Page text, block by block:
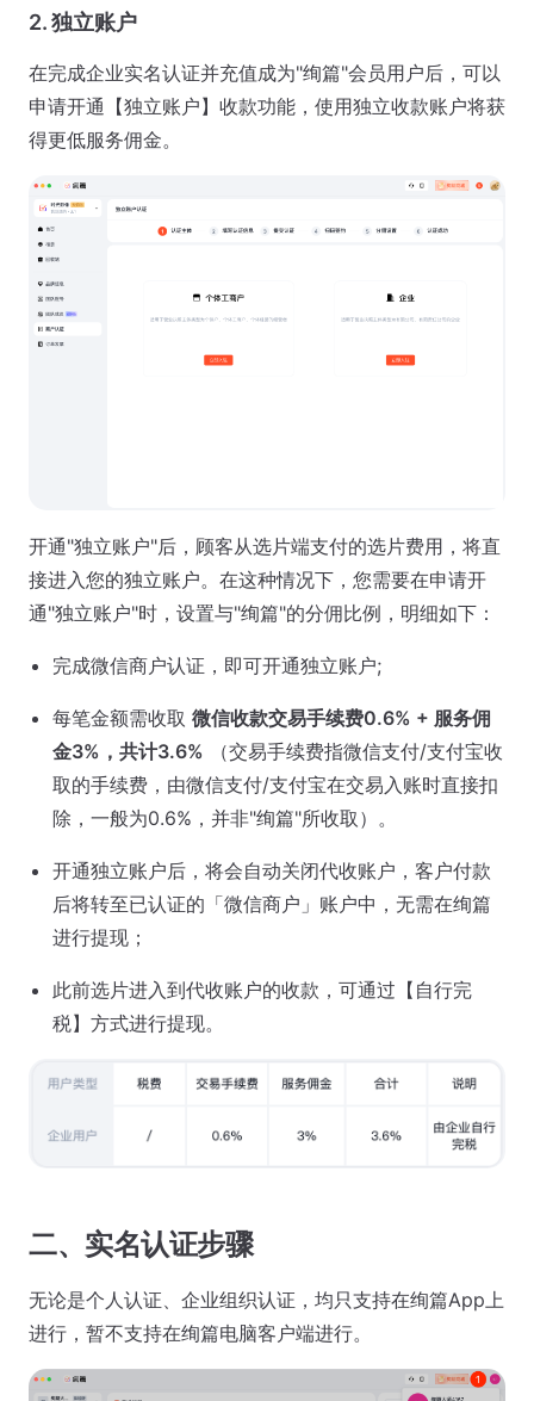
2. 独立账户
在完成企业实名认证并充值成为"绚篇"会员用户后，可以
申请开通【独立账户】收款功能，使用独立收款账户将获
得更低服务佣金。
开通"独立账户"后，顾客从选片端支付的选片费用，将直
接进入您的独立账户。在这种情况下，您需要在申请开
通"独立账户"时，设置与"绚篇"的分佣比例，明细如下：
完成微信商户认证，即可开通独立账户;
每笔金额需收取 微信收款交易手续费0.6% + 服务佣
金3%，共计3.6% （交易手续费指微信支付/支付宝收
取的手续费，由微信支付/支付宝在交易入账时直接扣
除，一般为0.6%，并非"绚篇"所收取）。
开通独立账户后，将会自动关闭代收账户，客户付款
后将转至已认证的「微信商户」账户中，无需在绚篇
进行提现；
此前选片进入到代收账户的收款，可通过【自行完
税】方式进行提现。
二、实名认证步骤
无论是个人认证、企业组织认证，均只支持在绚篇App上
进行，暂不支持在绚篇电脑客户端进行。